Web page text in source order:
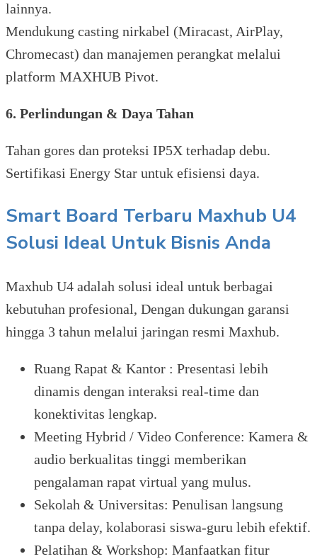
lainnya.
Mendukung casting nirkabel (Miracast, AirPlay,
Chromecast) dan manajemen perangkat melalui
platform MAXHUB Pivot.
6. Perlindungan & Daya Tahan
Tahan gores dan proteksi IP5X terhadap debu.
Sertifikasi Energy Star untuk efisiensi daya.
Smart Board Terbaru Maxhub U4
Solusi Ideal Untuk Bisnis Anda
Maxhub U4 adalah solusi ideal untuk berbagai
kebutuhan profesional, Dengan dukungan garansi
hingga 3 tahun melalui jaringan resmi Maxhub.
Ruang Rapat & Kantor : Presentasi lebih
dinamis dengan interaksi real-time dan
konektivitas lengkap.
Meeting Hybrid / Video Conference: Kamera &
audio berkualitas tinggi memberikan
pengalaman rapat virtual yang mulus.
Sekolah & Universitas: Penulisan langsung
tanpa delay, kolaborasi siswa-guru lebih efektif.
Pelatihan & Workshop: Manfaatkan fitur